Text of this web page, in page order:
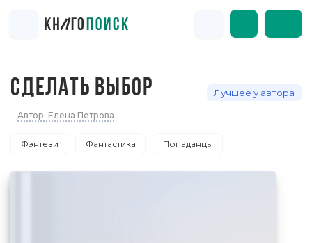
СДЕЛАТЬ ВЫБОР Лучшее у автора
Автор: Елена Петрова
Фэнтези Фантастика Попаданцы